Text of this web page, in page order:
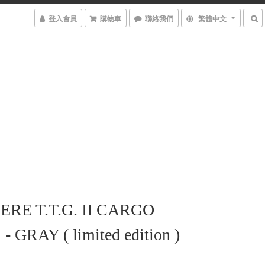
登入會員 購物車 聯絡我們 繁體中文
T.T.G. II CARGO
- GRAY ( limited edition )